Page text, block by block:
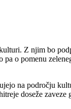
Z njim bo
o pomenu
na področju
doseže